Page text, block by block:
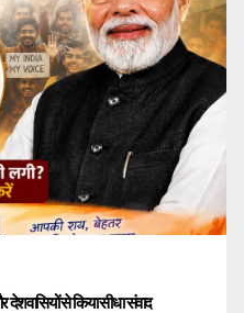
से किया सीधा संवाद